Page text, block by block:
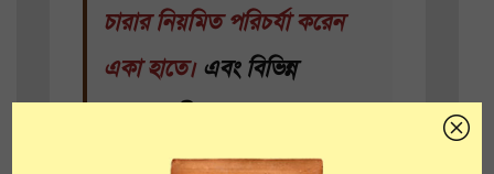
চারার নিয়মিত পরিচর্যা করেন
একা হাতে।এবং বিভিন্ন
চলে যান গাছ লাগাতে।